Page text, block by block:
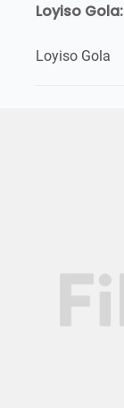
Loyiso
Loyiso Gola